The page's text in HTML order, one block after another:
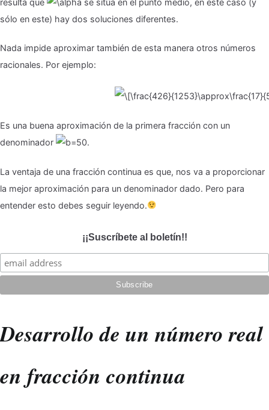
resulta que
se sitúa en el punto medio, en este caso (y
sólo en este) hay dos soluciones diferentes.
Nada impide aproximar también de esta manera otros números
racionales. Por ejemplo:
Es una buena aproximación de la primera fracción con un
denominador
.
La ventaja de una fracción continua es que, nos va a proporcionar
la mejor aproximación para un denominador dado. Pero para
entender esto debes seguir leyendo.
¡¡Suscríbete al boletín!!
Desarrollo de un número real
en fracción continua